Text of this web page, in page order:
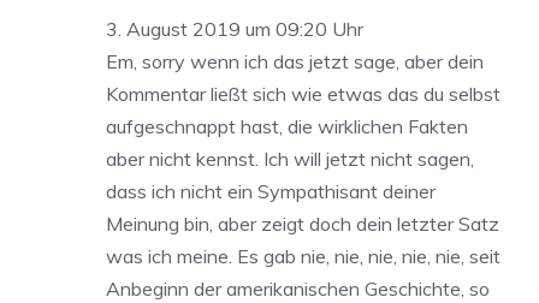
3. August 2019 um 09:20 Uhr
Em, sorry wenn ich das jetzt sage, aber dein
Kommentar ließt sich wie etwas das du selbst
aufgeschnappt hast, die wirklichen Fakten
aber nicht kennst. Ich will jetzt nicht sagen,
dass ich nicht ein Sympathisant deiner
Meinung bin, aber zeigt doch dein letzter Satz
was ich meine. Es gab nie, nie, nie, nie, nie, seit
Anbeginn der amerikanischen Geschichte, so